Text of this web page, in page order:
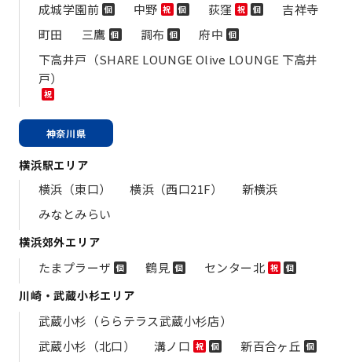
成城学園前 個 中野 祝 個 荻窪 祝 個
吉祥寺
町田
三鷹 個 調布 個 府中 個
下高井戸（SHARE LOUNGE Olive LOUNGE 下高井
戸）
祝
神奈川県
横浜駅エリア
横浜（東口） 横浜（西口21F）
新横浜
みなとみらい
横浜郊外エリア
たまプラーザ 個 鶴見 個 センター北 祝 個
川崎・武蔵小杉エリア
武蔵小杉（ららテラス武蔵小杉店）
武蔵小杉（北口）
溝ノ口 祝 個 新百合ヶ丘 個